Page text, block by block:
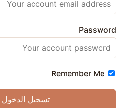
Password